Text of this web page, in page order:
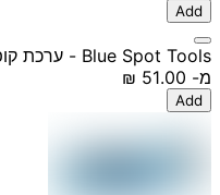
Add
Blue Spot Tools - ערכת קופסה חיתוך 300 מ״מ ומנסור קצה
מ-
Add